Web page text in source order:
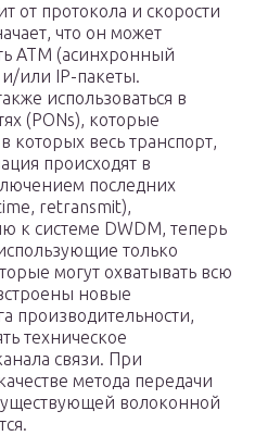
от протокола и скорости
что он может
ATM (асинхронный
или IP-пакеты.
использоваться в
(PONs), которые
которых весь транспорт,
происходят в
последних
retransmit),
к системе DWDM, теперь
только
могут охватывать всю
новые
производительности,
техническое
связи. При
метода передачи
волоконной